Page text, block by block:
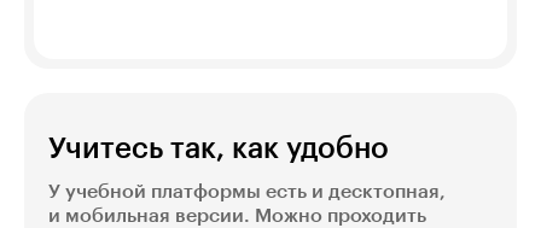
Учитесь так, как удобно
У учебной платформы есть и десктопная,
и мобильная версии. Можно проходить